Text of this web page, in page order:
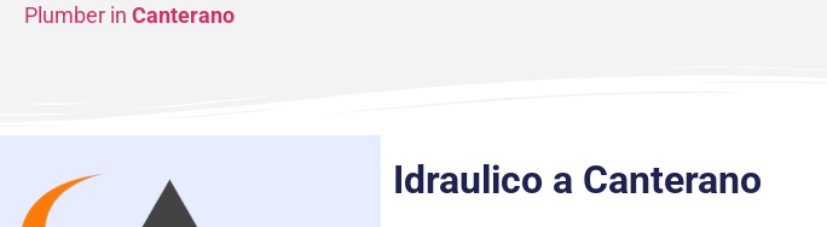
Plumber in Canterano
Idraulico a Canterano